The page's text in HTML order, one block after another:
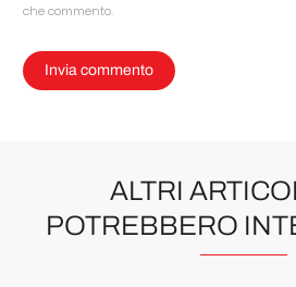
che commento.
ALTRI
POTREBBERO